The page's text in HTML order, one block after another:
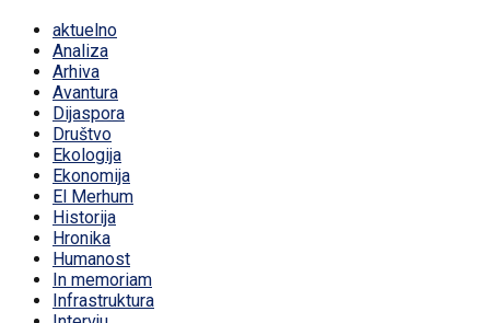
aktuelno
Analiza
Arhiva
Avantura
Dijaspora
Društvo
Ekologija
Ekonomija
El Merhum
Historija
Hronika
Humanost
In memoriam
Infrastruktura